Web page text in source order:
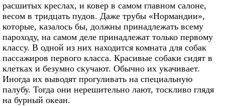
расшитых креслах, и ковер в самом главном салоне,
весом в тридцать пудов. Даже трубы «Нормандии»,
которые, казалось бы, должны принадлежать всему
пароходу, на самом деле принадлежат только первому
классу. В одной из них находится комната для собак
пассажиров первого класса. Красивые собаки сидят в
клетках и безумно скучают. Обычно их укачивает.
Иногда их выводят прогуливать на специальную
палубу. Тогда они нерешительно лают, тоскливо глядя
на бурный океан.